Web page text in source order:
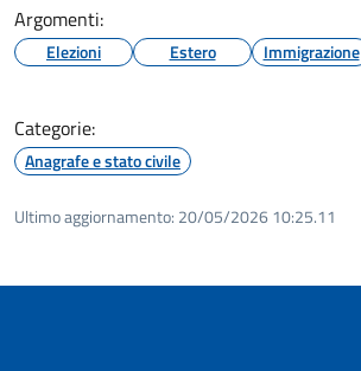
Argomenti:
Elezioni Estero Immigrazione
Categorie:
Anagrafe e stato civile
Ultimo aggiornamento: 20/05/2026 10:25.11